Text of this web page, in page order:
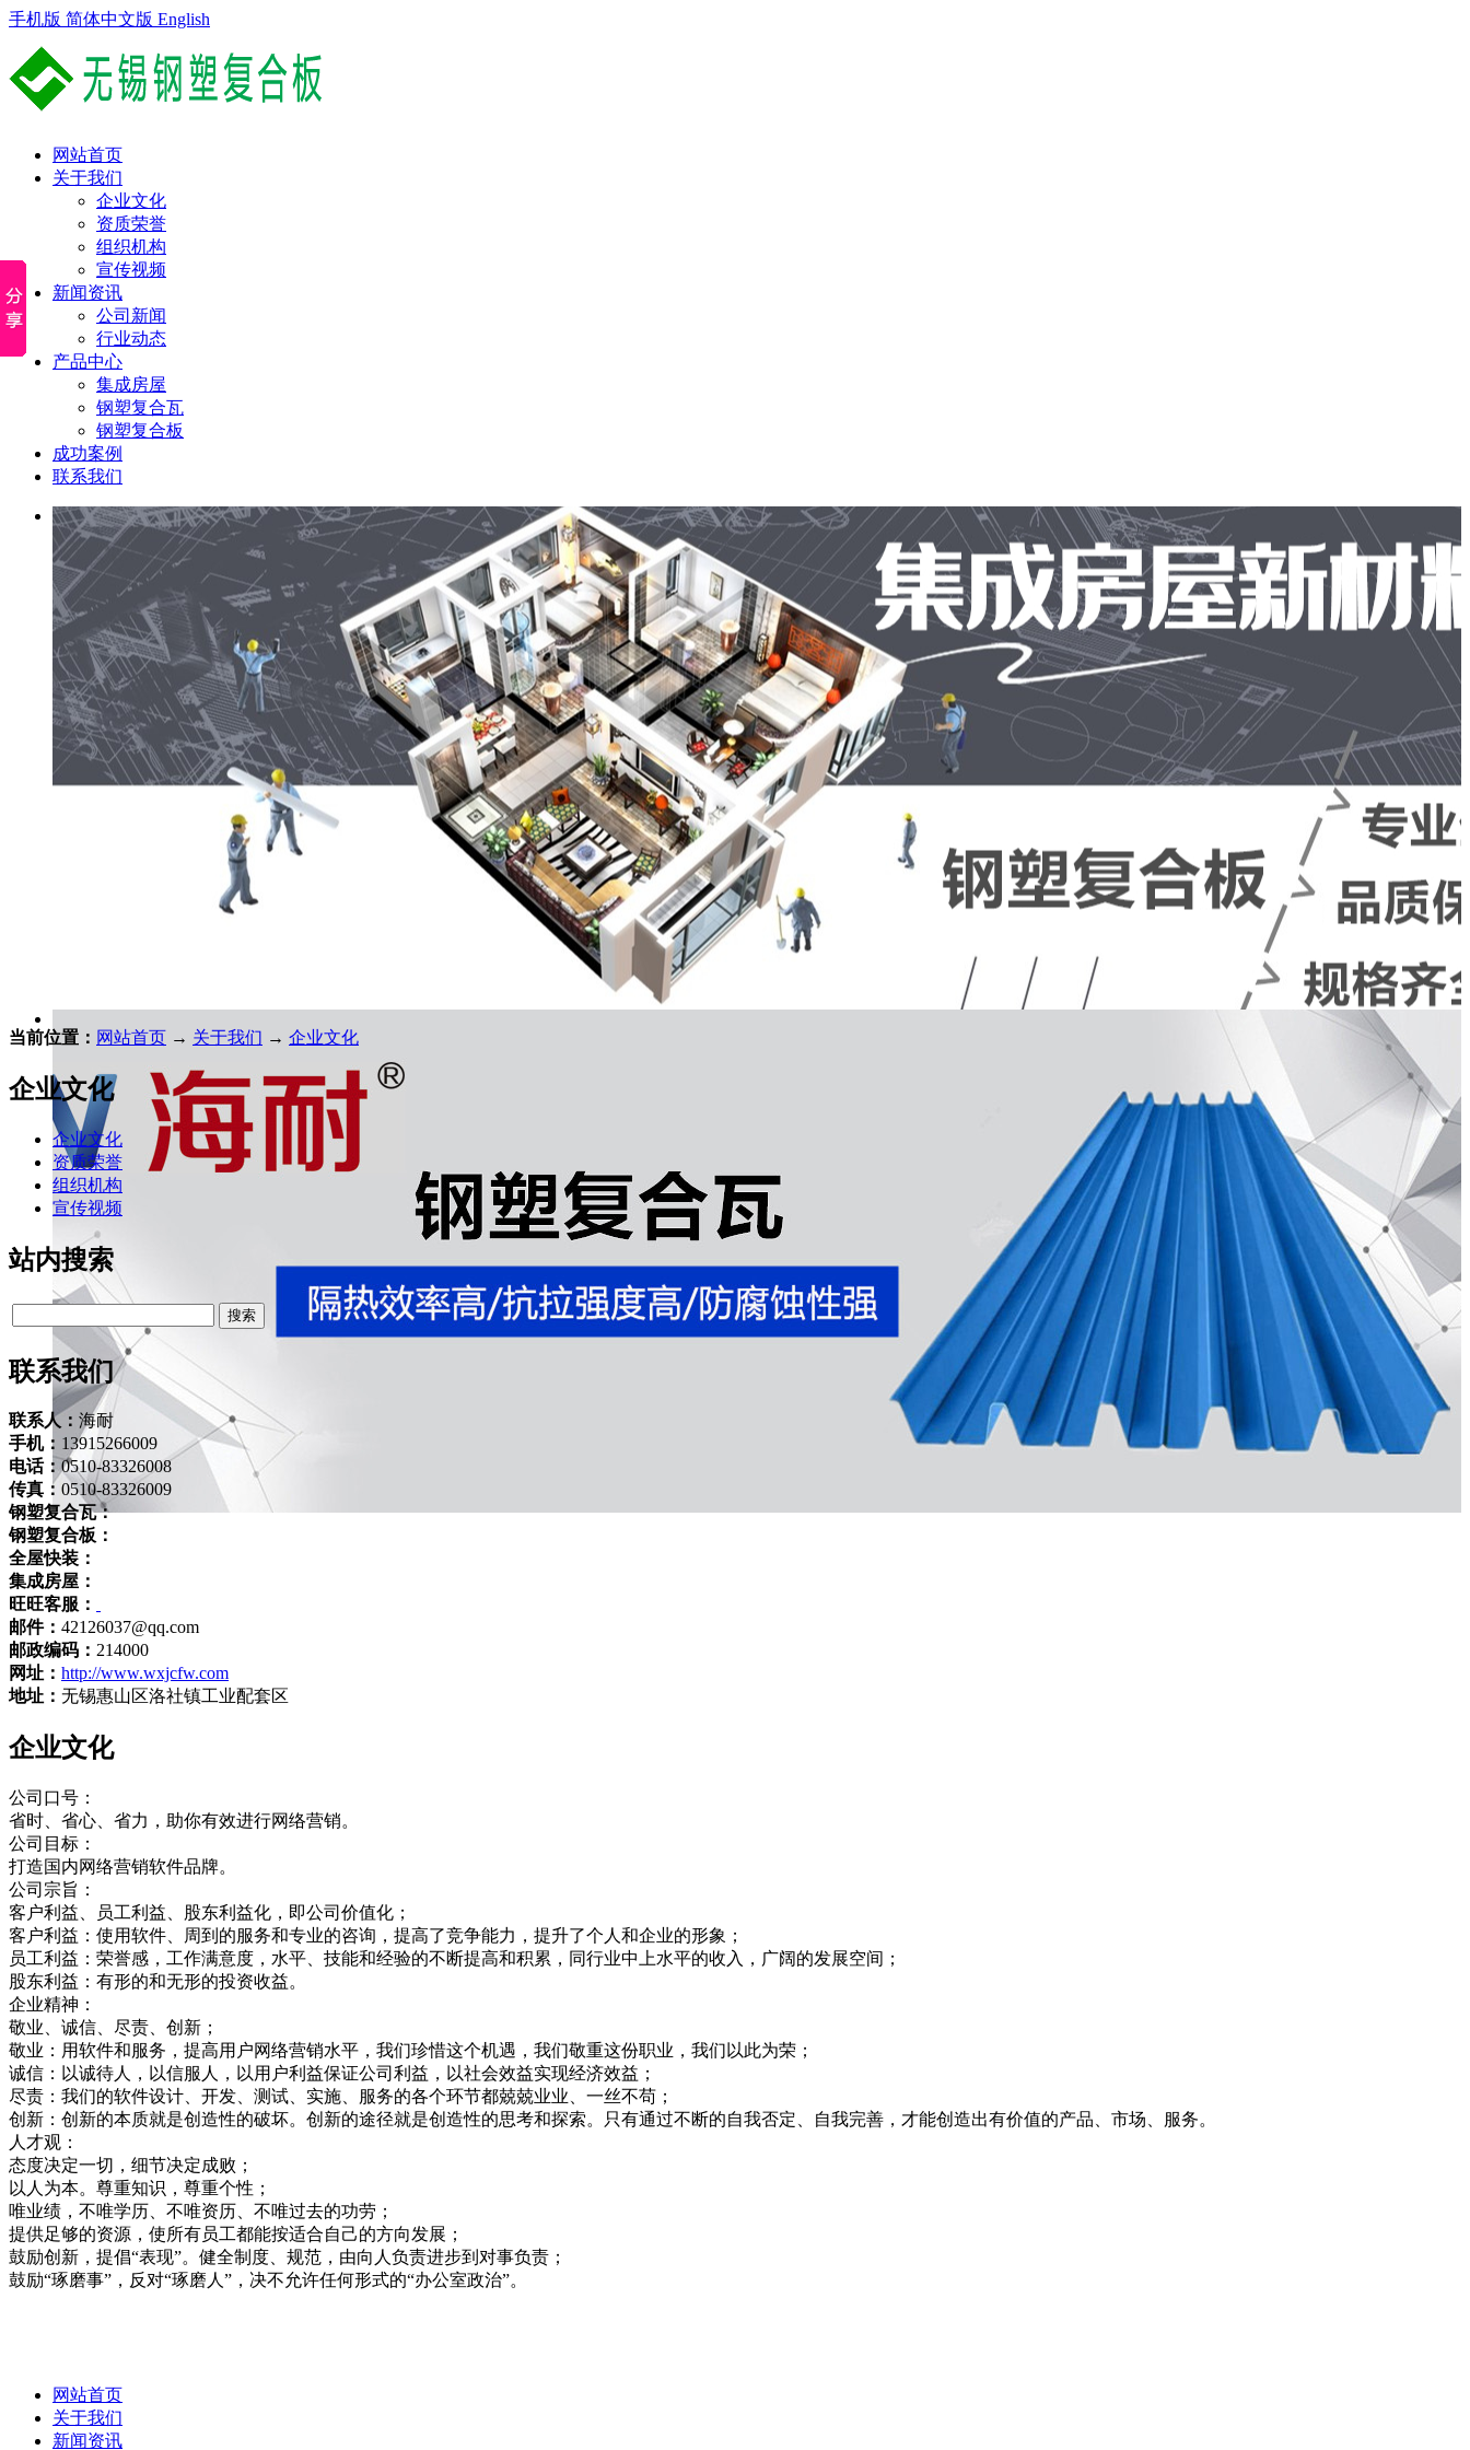
手机版 简体中文版 English
网站首页
关于我们
企业文化
资质荣誉
组织机构
宣传视频
新闻资讯
公司新闻
行业动态
产品中心
集成房屋
钢塑复合瓦
钢塑复合板
成功案例
联系我们
当前位置： 网站首页 → 关于我们 → 企业文化
企业文化
企业文化
资质荣誉
组织机构
宣传视频
站内搜索
联系我们
联系人： 海耐
手机： 13915266009
电话：0510-83326008
传真： 0510-83326009
钢塑复合瓦：
钢塑复合板：
全屋快装：
集成房屋：
旺旺客服：
邮件： 42126037@qq.com
邮政编码： 214000
网址： http://www.wxjcfw.com
地址： 无锡惠山区洛社镇工业配套区
企业文化
公司口号：
省时、省心、省力，助你有效进行网络营销。
公司目标：
打造国内网络营销软件品牌。
公司宗旨：
客户利益、员工利益、股东利益化，即公司价值化；
客户利益：使用软件、周到的服务和专业的咨询，提高了竞争能力，提升了个人和企业的形象；
员工利益：荣誉感，工作满意度，水平、技能和经验的不断提高和积累，同行业中上水平的收入，广阔的发展空间；
股东利益：有形的和无形的投资收益。
企业精神：
敬业、诚信、尽责、创新；
敬业：用软件和服务，提高用户网络营销水平，我们珍惜这个机遇，我们敬重这份职业，我们以此为荣；
诚信：以诚待人，以信服人，以用户利益保证公司利益，以社会效益实现经济效益；
尽责：我们的软件设计、开发、测试、实施、服务的各个环节都兢兢业业、一丝不苟；
创新：创新的本质就是创造性的破坏。创新的途径就是创造性的思考和探索。只有通过不断的自我否定、自我完善，才能创造出有价值的产品、市场、服务。
人才观：
态度决定一切，细节决定成败；
以人为本。尊重知识，尊重个性；
唯业绩，不唯学历、不唯资历、不唯过去的功劳；
提供足够的资源，使所有员工都能按适合自己的方向发展；
鼓励创新，提倡“表现”。健全制度、规范，由向人负责进步到对事负责；
鼓励“琢磨事”，反对“琢磨人”，决不允许任何形式的“办公室政治”。
网站首页
关于我们
新闻资讯